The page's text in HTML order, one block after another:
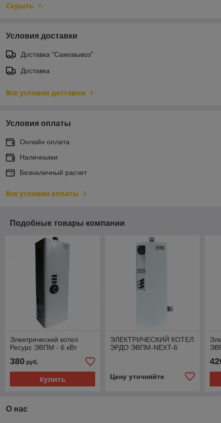
Скрыть
Условия доставки
Доставка "Самовывоз"
Доставка
Все условия доставки
Условия оплаты
Онлайн оплата
Наличными
Безналичный расчет
Все условия оплаты
Подобные товары компании
Электрический котел
Ресурс ЭВПМ - 6 кВт
380 руб.
Купить
ЭЛЕКТРИЧЕСКИЙ КОТЕЛ
ЭРДО ЭВПМ-NEXT-6
Цену уточняйте
О нас